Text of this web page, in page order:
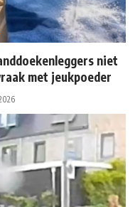
niet
met jeukpoeder